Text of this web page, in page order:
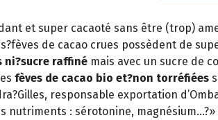
et super cacaoté sans être (trop)
de cacao crues possèdent de
raffiné mais avec un sucre de
fèves de cacao bio et?non torréfiées
responsable exportation
nutriments : sérotonine,